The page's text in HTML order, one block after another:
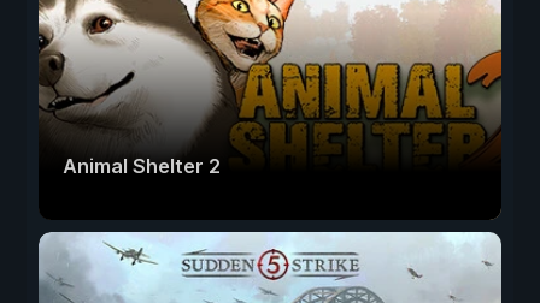
Animal Shelter 2